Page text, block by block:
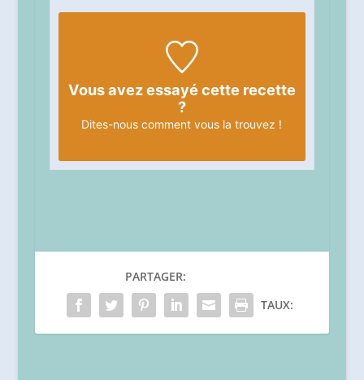
Vous avez essayé cette recette
?
Dites-nous comment vous la trouvez !
PARTAGER:
TAUX: